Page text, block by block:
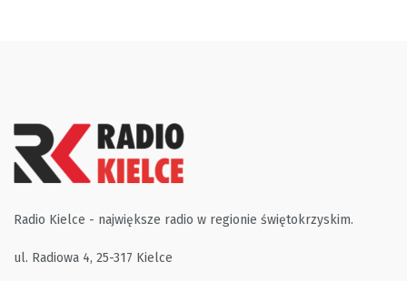
Radio Kielce - największe radio w regionie świętokrzyskim.
ul. Radiowa 4, 25-317 Kielce